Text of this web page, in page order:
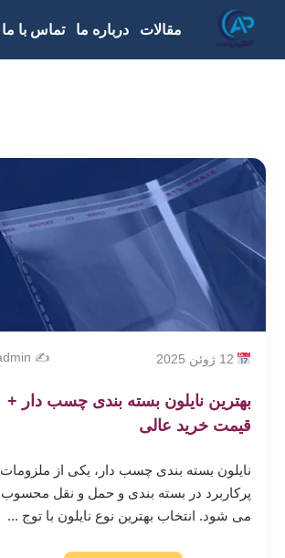
مقالات درباره ما تماس با ما
✍️ admin
بهترین نایلون بسته بندی چسب دار +
قیمت خرید عالی
نایلون بسته بندی چسب دار، یکی از ملزومات
پرکاربرد در بسته بندی و حمل و نقل محسوب
می شود. انتخاب بهترین نوع نایلون با توج ...